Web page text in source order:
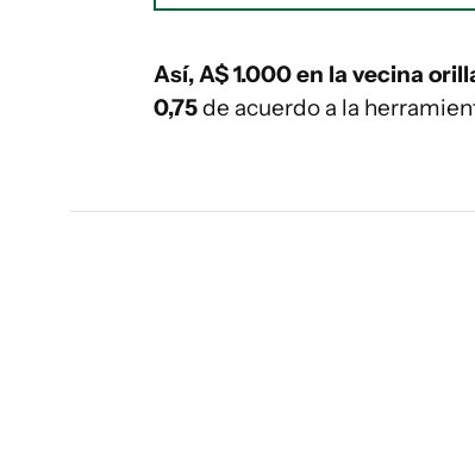
Así, A$ 1.000 en la vecina
0,75de acuerdo a la